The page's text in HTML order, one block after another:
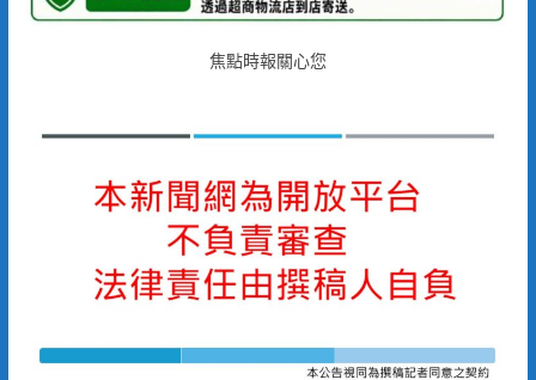
焦點時報關心您